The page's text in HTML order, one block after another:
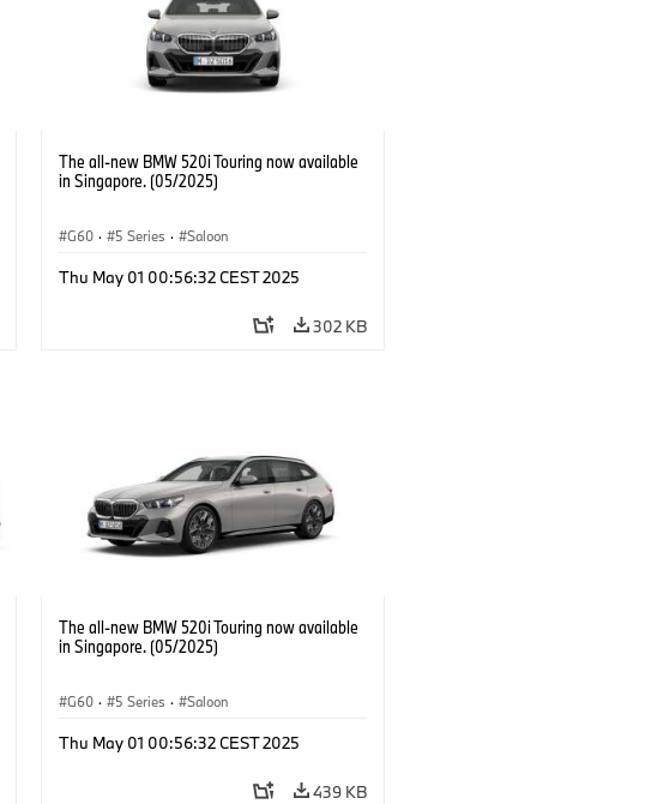
The all-new BMW 520i Touring now available
in Singapore. (05/2025)
G60 · 5 Series · Saloon
Thu May 01 00:56:32 CEST 2025
302 KB
The all-new BMW 520i Touring now available
in Singapore. (05/2025)
G60 · 5 Series · Saloon
Thu May 01 00:56:32 CEST 2025
439 KB